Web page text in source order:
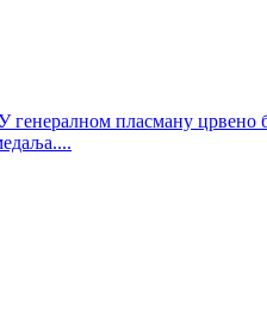
пласману црвено